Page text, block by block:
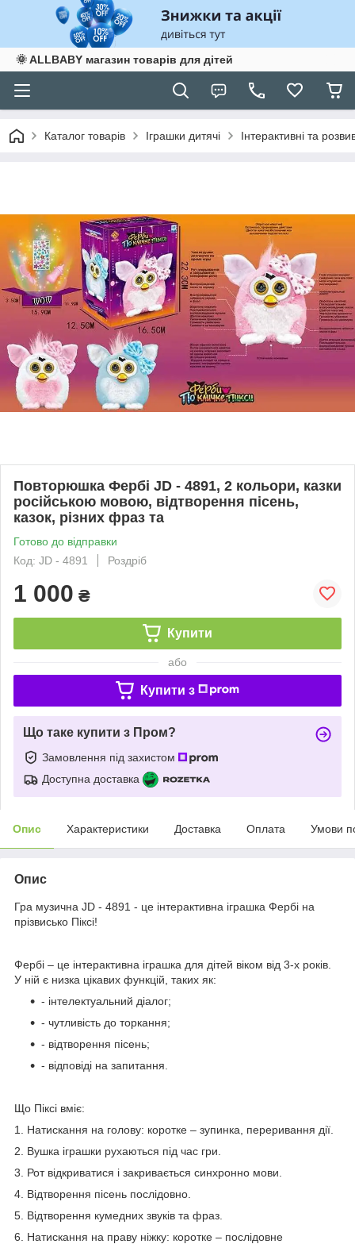
🌞 ALLBABY магазин товарів для дітей
Каталог товарів Іграшки дитячі Інтерактивні та
Повторюшка Фербі JD - 4891, 2 кольори, казки
російською мовою, відтворення пісень,
казок, різних фраз та
Готово до відправки
Код: JD - 4891
Роздріб
1 000 ₴
Купити
або
Купити з
Що таке купити з Пром?
Замовлення під захистом
Доступна доставка
Опис Характеристики Доставка Оплата Умови
Опис
Гра музична JD - 4891 - це інтерактивна іграшка Фербі на
прізвисько Піксі!
Фербі – це інтерактивна іграшка для дітей віком від 3-х років.
У ній є низка цікавих функцій, таких як:
- інтелектуальний діалог;
- чутливість до торкання;
- відтворення пісень;
- відповіді на запитання.
Що Піксі вміє:
1. Натискання на голову: коротке – зупинка, переривання дії.
2. Вушка іграшки рухаються під час гри.
3. Рот відкриватися і закривається синхронно мови.
4. Відтворення пісень послідовно.
5. Відтворення кумедних звуків та фраз.
6. Натискання на праву ніжку: коротке – послідовне